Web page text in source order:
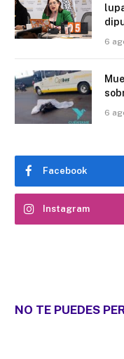
6
6
Facebook
Instagram
NO TE PUEDES